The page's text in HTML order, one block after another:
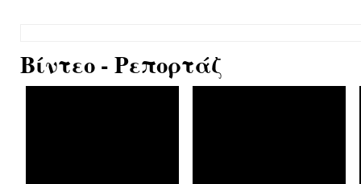
Βίντεο - Ρεπορτάζ